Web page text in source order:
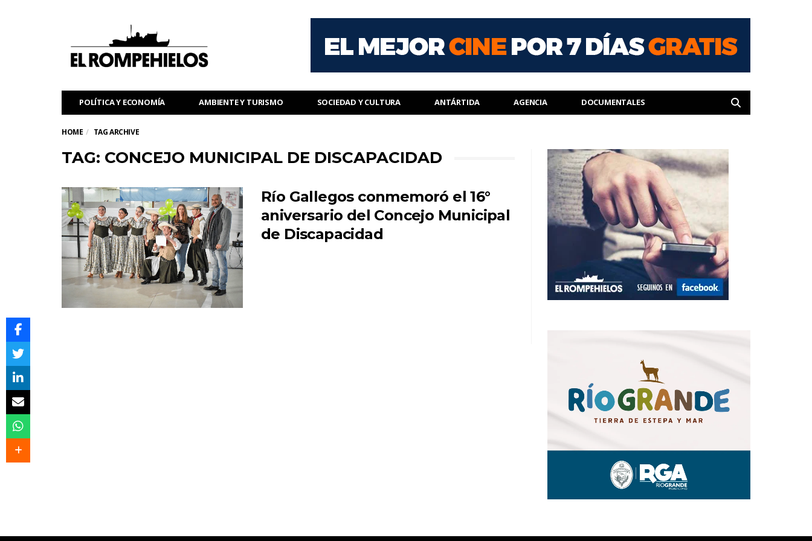
POLÍTICA Y ECONOMÍA AMBIENTE Y TURISMO SOCIEDAD Y CULTURA ANTÁRTIDA AGENCIA DOCUMENTALES
HOME TAG ARCHIVE
TAG: CONCEJO MUNICIPAL DE DISCAPACIDAD
Río Gallegos conmemoró el 16°
aniversario del Concejo Municipal
de Discapacidad